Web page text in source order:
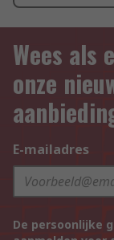
Wees als
onze
E-mailadres
De persoonlijke